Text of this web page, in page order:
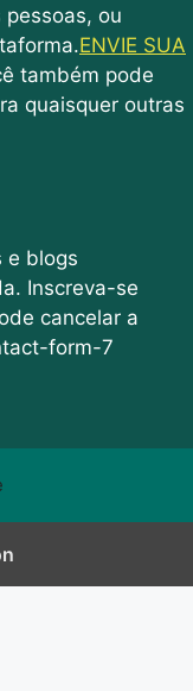
ou
ENVIE SUA
também pode
quaisquer outras
e blogs
Inscreva-se
cancelar a
form-7